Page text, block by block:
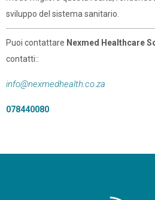
sviluppo del sistema sanitario.
Puoi contattare Nexmed Healthcare
contatti::
info@nexmedhealth.co.za
078440080